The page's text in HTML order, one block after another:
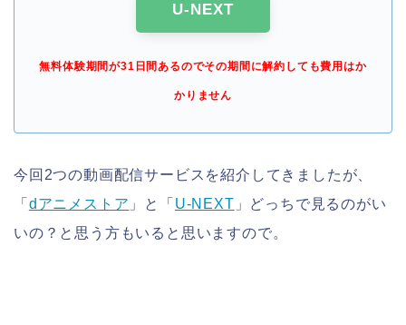
U-NEXT
無料体験期間が31日間あるのでその期間に解約しても費用はか
かりません
今回2つの動画配信サービスを紹介してきましたが、
「 dアニメストア 」と「 U-NEXT 」どっちで見るのがい
いの？と思う方もいると思いますので。